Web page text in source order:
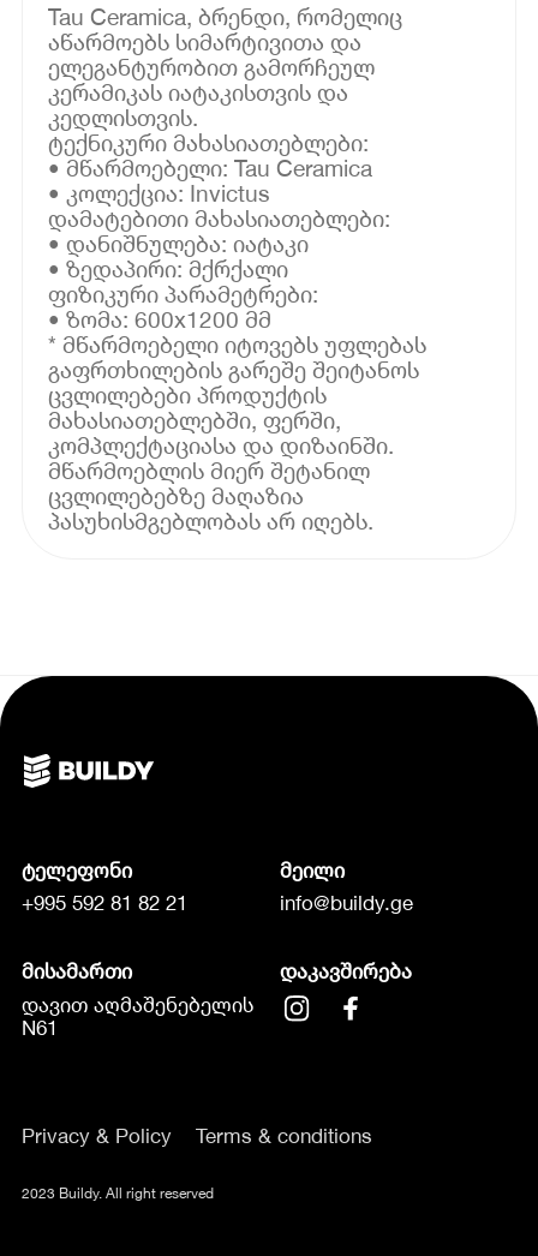
Tau Ceramica, ბრენდი, რომელიც
აწარმოებს სიმარტივითა და
ელეგანტურობით გამორჩეულ
კერამიკას იატაკისთვის და
კედლისთვის.
ტექნიკური მახასიათებლები:
• მწარმოებელი: Tau Ceramica
• კოლექცია: Invictus
დამატებითი მახასიათებლები:
• დანიშნულება: იატაკი
• ზედაპირი: მქრქალი
ფიზიკური პარამეტრები:
• ზომა: 600x1200 მმ
* მწარმოებელი იტოვებს უფლებას
გაფრთხილების გარეშე შეიტანოს
ცვლილებები პროდუქტის
მახასიათებლებში, ფერში,
კომპლექტაციასა და დიზაინში.
მწარმოებლის მიერ შეტანილ
ცვლილებებზე მაღაზია
პასუხისმგებლობას არ იღებს.
ტელეფონი
+995 592 81 82 21
მეილი
info@buildy.ge
მისამართი
დავით აღმაშენებელის
N61
დაკავშირება
Privacy & Policy Terms & conditions
2023 Buildy. All right reserved